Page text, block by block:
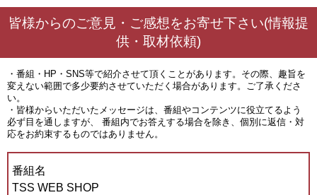
皆様からのご意見・ご感想をお寄せ下さい(情報提
供・取材依頼)
・番組・HP・SNS等で紹介させて頂くことがあります。その際、趣旨を
変えない範囲で多少要約させていただく場合があります。ご了承くださ
い。
・皆様からいただいたメッセージは、番組やコンテンツに役立てるよう
必ず目を通しますが、 番組内でお答えする場合を除き、個別に返信・対
応をお約束するものではありません。
番組名
TSS WEB SHOP